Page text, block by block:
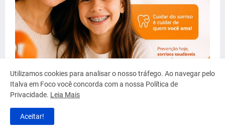
Utilizamos cookies para analisar o nosso tráfego. Ao navegar pelo
Italva em Foco você concorda com a nossa Política de
Privacidade. Leia Mais
Aceitar!